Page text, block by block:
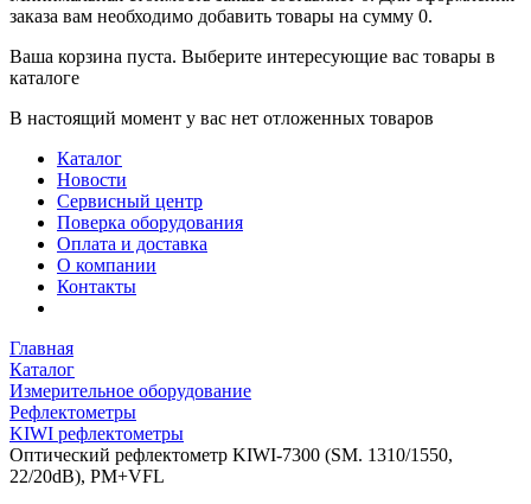
заказа вам необходимо добавить товары на сумму 0.
Ваша корзина пуста. Выберите интересующие вас товары в
каталоге
В настоящий момент у вас нет отложенных товаров
Каталог
Новости
Сервисный центр
Поверка оборудования
Оплата и доставка
О компании
Контакты
Главная
Каталог
Измерительное оборудование
Рефлектометры
KIWI рефлектометры
Оптический рефлектометр KIWI-7300 (SM. 1310/1550,
22/20dB), PM+VFL